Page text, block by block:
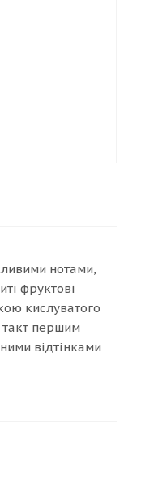
нотами,
фруктові
кислуватого
такт першим
відтінками